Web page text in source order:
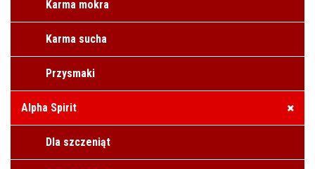
Karma mokra
Karma sucha
Przysmaki
Alpha Spirit
Dla szczeniąt